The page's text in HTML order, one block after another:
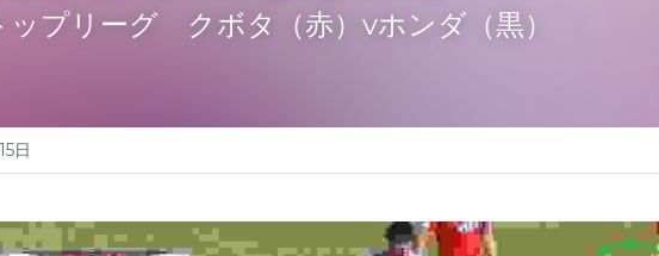
ップリーグ　クボタ（赤）vホンダ（黒）
日